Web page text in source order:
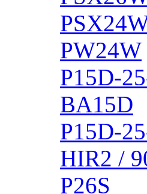
PW24W
P15D-
BA15D
P15D-
HIR2 /
P26S